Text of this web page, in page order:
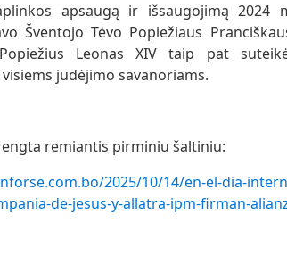
apsaugą ir išsaugojimą 2024
Šventojo Tėvo Popiežiaus
Leonas XIV taip pat suteikė
judėjimo savanoriams.
remiantis pirminiu šaltiniu:
2025/10/14/en-el-dia-
de-jesus-y-allatra-ipm-firman-